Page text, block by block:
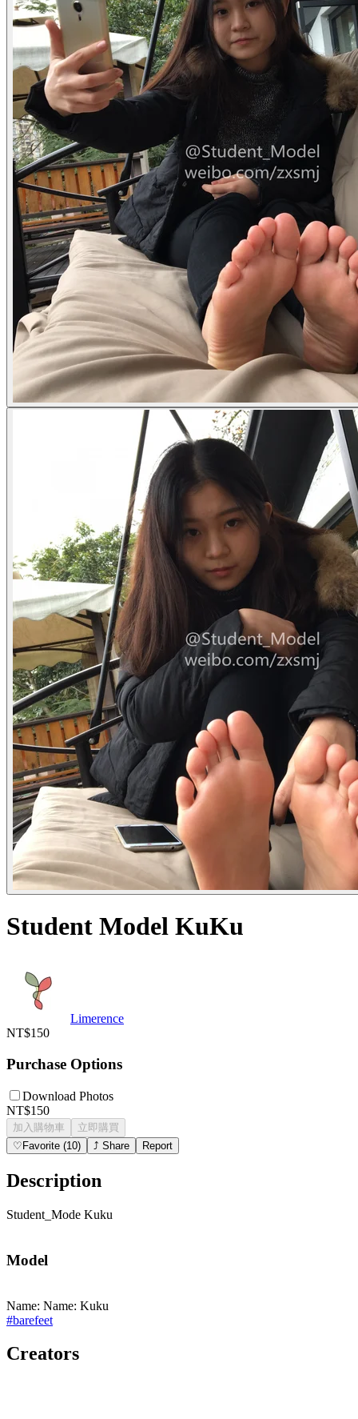
Student Model KuKu
Limerence
NT$150
Purchase Options
Download Photos
NT$150
加入購物車
立即購買
♡ Favorite (10) ⤴ Share Report
Description
Student_Mode Kuku
Model
Name: Name: Kuku
#barefeet
Creators